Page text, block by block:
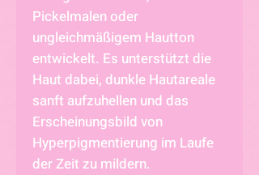
Pickelmalen oder
ungleichmäßigem Hautton
entwickelt. Es unterstützt die
Haut dabei, dunkle Hautareale
sanft aufzuhellen und das
Erscheinungsbild von
Hyperpigmentierung im Laufe
der Zeit zu mildern.